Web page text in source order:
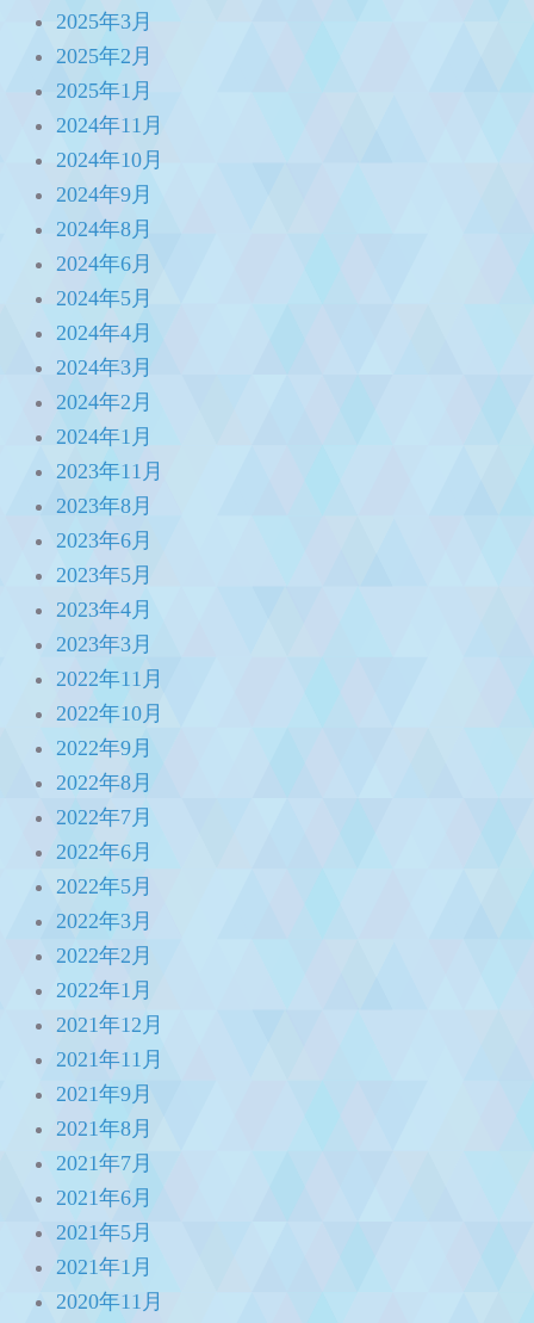
2025年3月
2025年2月
2025年1月
2024年11月
2024年10月
2024年9月
2024年8月
2024年6月
2024年5月
2024年4月
2024年3月
2024年2月
2024年1月
2023年11月
2023年8月
2023年6月
2023年5月
2023年4月
2023年3月
2022年11月
2022年10月
2022年9月
2022年8月
2022年7月
2022年6月
2022年5月
2022年3月
2022年2月
2022年1月
2021年12月
2021年11月
2021年9月
2021年8月
2021年7月
2021年6月
2021年5月
2021年1月
2020年11月